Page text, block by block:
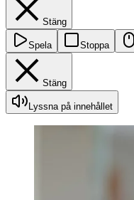
Stäng
Spela Stoppa
Stäng
Lyssna på innehållet